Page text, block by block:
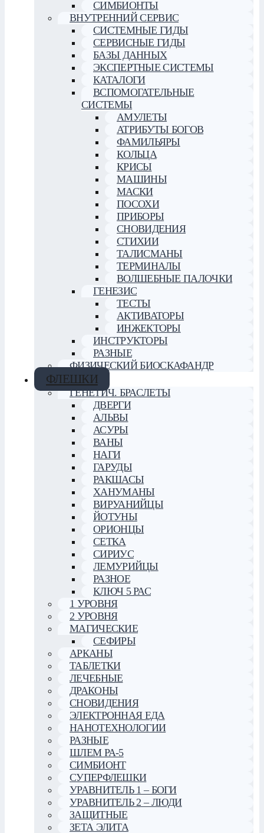
СИМБИОНТЫ
ВНУТРЕННИЙ СЕРВИС
СИСТЕМНЫЕ ГИДЫ
СЕРВИСНЫЕ ГИДЫ
БАЗЫ ДАННЫХ
ЭКСПЕРТНЫЕ СИСТЕМЫ
КАТАЛОГИ
ВСПОМОГАТЕЛЬНЫЕ
СИСТЕМЫ
АМУЛЕТЫ
АТРИБУТЫ БОГОВ
ФАМИЛЬЯРЫ
КОЛЬЦА
КРИСЫ
МАШИНЫ
МАСКИ
ПОСОХИ
ПРИБОРЫ
СНОВИДЕНИЯ
СТИХИИ
ТАЛИСМАНЫ
ТЕРМИНАЛЫ
ВОЛШЕБНЫЕ ПАЛОЧКИ
ГЕНЕЗИС
ТЕСТЫ
АКТИВАТОРЫ
ИНЖЕКТОРЫ
ИНСТРУКТОРЫ
РАЗНЫЕ
ФИЗИЧЕСКИЙ БИОСКАФАНДР
ФЛЕШКИ
ГЕНЕТИЧ. БРАСЛЕТЫ
ДВЕРГИ
АЛЬВЫ
АСУРЫ
ВАНЫ
НАГИ
ГАРУДЫ
РАКШАСЫ
ХАНУМАНЫ
ВИРУАНИЙЦЫ
ЙОТУНЫ
ОРИОНЦЫ
СЕТКА
СИРИУС
ЛЕМУРИЙЦЫ
РАЗНОЕ
КЛЮЧ 5 РАС
1 УРОВНЯ
2 УРОВНЯ
МАГИЧЕСКИЕ
СЕФИРЫ
АРКАНЫ
ТАБЛЕТКИ
ЛЕЧЕБНЫЕ
ДРАКОНЫ
СНОВИДЕНИЯ
ЭЛЕКТРОННАЯ ЕДА
НАНОТЕХНОЛОГИИ
РАЗНЫЕ
ШЛЕМ РА-5
СИМБИОНТ
СУПЕРФЛЕШКИ
УРАВНИТЕЛЬ 1 – БОГИ
УРАВНИТЕЛЬ 2 – ЛЮДИ
ЗАЩИТНЫЕ
ЗЕТА ЭЛИТА